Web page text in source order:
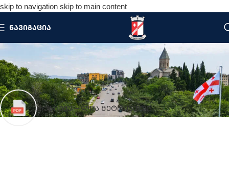
skip to navigation skip to main content
ᲜᲐᲕᲘᲒᲐᲪᲘᲐ
ᲚᲘᲐ ᲛᲔᲢᲠᲔᲕᲔᲚᲘ
მთავარი საკრებულო/ საკრებულოს წევრები/ ლია
მეტრეველი
რეზიუმე – ლია მეტრეველი